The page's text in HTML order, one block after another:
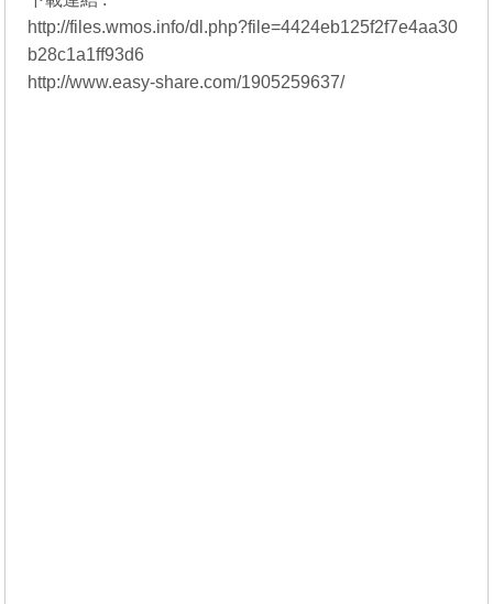
http://files.wmos.info/dl.php?file=4424eb125f2f7e4aa30
b28c1a1ff93d6
http://www.easy-share.com/1905259637/